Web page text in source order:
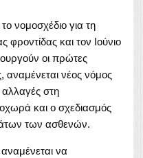
νομοσχέδιο για τη
και τον Ιούνιο
οι πρώτες
νέος νόμος
στη
και ο σχεδιασμός
των ασθενών.
αναμένεται να